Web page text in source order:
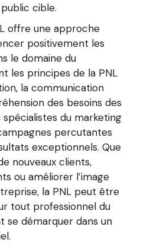
cible.
offre une approche
positivement les
le domaine du
les principes de la PNL
la communication
des besoins des
du marketing
percutantes
exceptionnels. Que
nouveaux clients,
ou améliorer l’image
la PNL peut être
tout professionnel du
se démarquer dans un